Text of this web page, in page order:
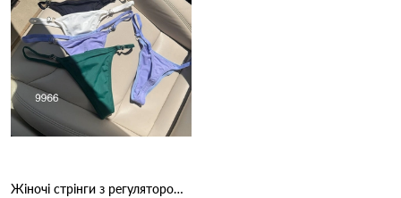
Жіночі стрінги з регулятором DALLIANCE 9966 Різні кольори